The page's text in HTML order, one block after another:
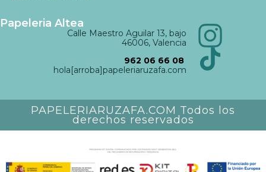
Papeleria Altea
Calle Maestro Aguilar 13, bajo
46006, Valencia
962 06 66 08
hola[arroba]papeleriaruzafa.com
PAPELERIARUZAFA.COM Todos los
derechos reservados